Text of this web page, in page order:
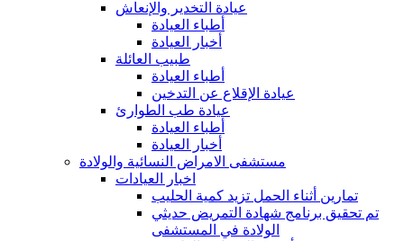
عيادة التخدير والإنعاش
أطباء العيادة
أخبار العيادة
طبيب العائلة
أطباء العيادة
عيادة الإقلاع عن التدخين
عيادة طب الطوارئ
أطباء العيادة
أخبار العيادة
مستشفى الامراض النسائية والولادة
اخبار العيادات
تمارين أثناء الحمل تزيد كمية الحليب
تم تحقيق برنامج شهادة التمريض حديثي
الولادة في المستشفى